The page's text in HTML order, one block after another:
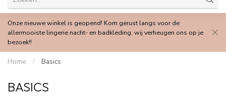
Onze nieuwe winkel is geopend! Kom gerust langs voor de
allermooiste lingerie nacht- en badkleding, wij verheugen ons op je
bezoek!!
Home / Basics
BASICS